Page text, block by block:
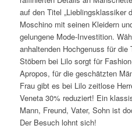
auf den Titel „Lieblingsklassiker
Moschino mit seinen Kleidern
gelungene Mode-Investition.
anhaltenden Hochgenuss für
Stöbern bei Lilo sorgt für
Apropos, für die geschätzten
Frau gibt es bei Lilo zeitlose
Veneta 30% reduziert! Ein
Mann, Freund, Vater, Sohn ist
Der Besuch lohnt sich!